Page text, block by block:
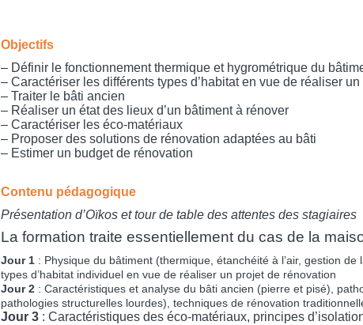
Objectifs
– Définir le fonctionnement thermique et hygrométrique du
– Caractériser les différents types d’habitat en vue de réaliser
– Traiter le bâti ancien
– Réaliser un état des lieux d’un bâtiment à rénover
– Caractériser les éco-matériaux
– Proposer des solutions de rénovation adaptées au bâti
– Estimer un budget de rénovation
Contenu pédagogique
Présentation d’Oïkos et tour de table des attentes des stagiaires
La formation traite essentiellement du cas de la
Jour 1: Physique du bâtiment (thermique, étanchéité à l’air, gestion de
types d’habitat individuel en vue de réaliser un projet de rénovation
Jour 2: Caractéristiques et analyse du bâti ancien (pierre et pisé),
pathologies structurelles lourdes), techniques de rénovation
Jour 3: Caractéristiques des éco-matériaux, principes